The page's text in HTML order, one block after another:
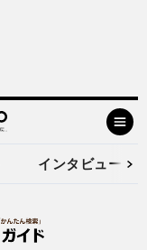
インタビュー